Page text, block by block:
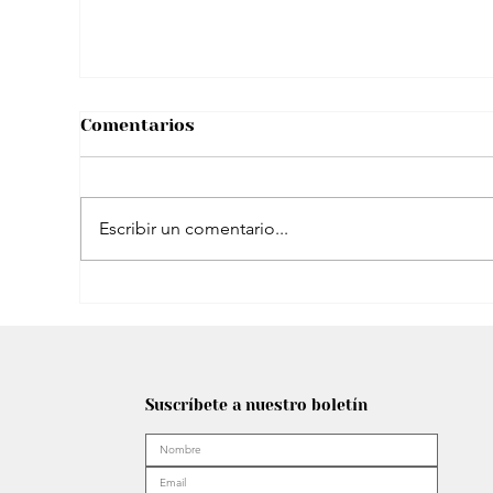
transmisión con Westcol
Comentarios
Escribir un comentario...
Suscríbete a nuestro boletín